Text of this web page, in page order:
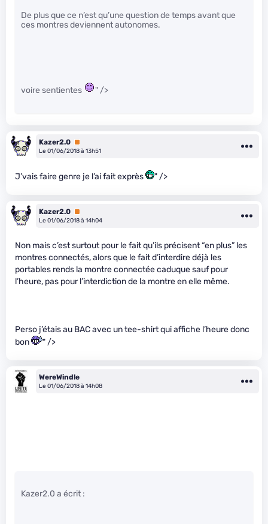
De plus que ce n’est qu’une question de temps avant que
ces montres deviennent autonomes.
voire sentientes " />
Kazer2.0 Premium
Le 01/06/2018 à 13h51
J’vais faire genre je l’ai fait exprès " />
Kazer2.0 Premium
Le 01/06/2018 à 14h04
Non mais c’est surtout pour le fait qu’ils précisent “en plus” les
montres connectés, alors que le fait d’interdire déjà les
portables rends la montre connectée caduque sauf pour
l’heure, pas pour l’interdiction de la montre en elle même.
Perso j’étais au BAC avec un tee-shirt qui affiche l’heure donc
bon
" />
WereWindle
Le 01/06/2018 à 14h08
Kazer2.0 a écrit :